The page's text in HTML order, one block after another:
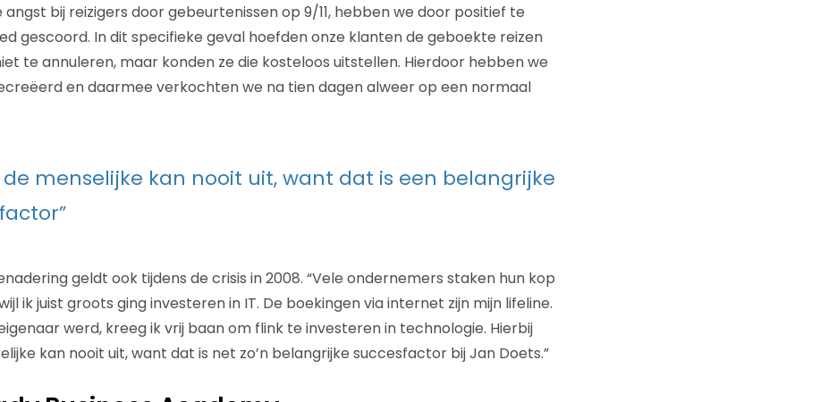
bij reizigers door gebeurtenissen op 9/11, hebben we door positief te
gescoord. In dit specifieke geval hoefden onze klanten de geboekte reizen
te annuleren, maar konden ze die kosteloos uitstellen. Hierdoor hebben we
en daarmee verkochten we na tien dagen alweer op een normaal
de menselijke kan nooit uit, want dat is een belangrijke
geldt ook tijdens de crisis in 2008. “Vele ondernemers staken hun kop
ik juist groots ging investeren in IT. De boekingen via internet zijn mijn lifeline.
werd, kreeg ik vrij baan om flink te investeren in technologie. Hierbij
kan nooit uit, want dat is net zo’n belangrijke succesfactor bij Jan Doets.”